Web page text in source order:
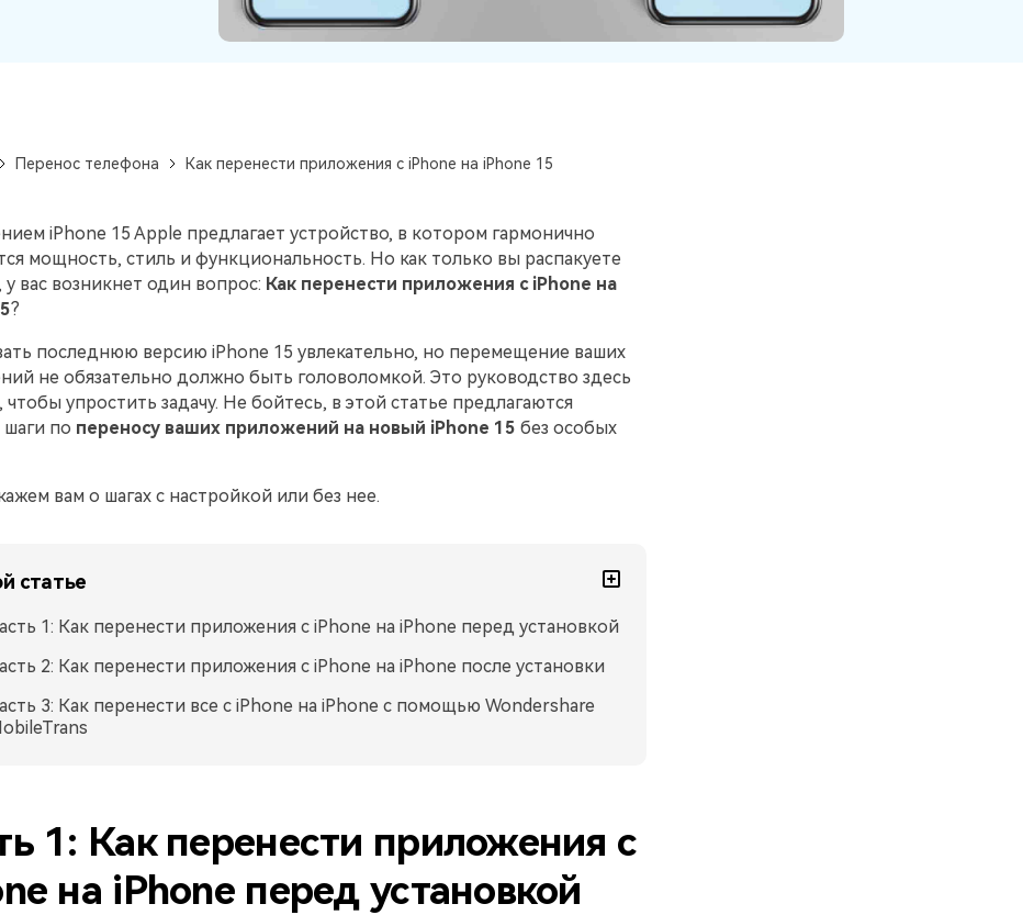
НОВИНКА
Советы по передаче данных iTunes
Превратите свой iTunes в мощный
Больше событий
Перенос телефона Как перенести приложения с iPhone на iPhone 15
iPhone 15 Apple предлагает устройство, в котором гармонично
мощность, стиль и функциональность. Но как только вы распакуете
у вас возникнет один вопрос: Как перенести приложения с iPhone на
?
последнюю версию iPhone 15 увлекательно, но перемещение ваших
не обязательно должно быть головоломкой. Это руководство здесь
чтобы упростить задачу. Не бойтесь, в этой статье предлагаются
по переносу ваших приложений на новый iPhone 15 без особых
вам о шагах с настройкой или без нее.
статье
1: Как перенести приложения с iPhone на iPhone перед установкой
2: Как перенести приложения с iPhone на iPhone после установки
3: Как перенести все с iPhone на iPhone с помощью Wondershare
1: Как перенести приложения с
на iPhone перед установкой